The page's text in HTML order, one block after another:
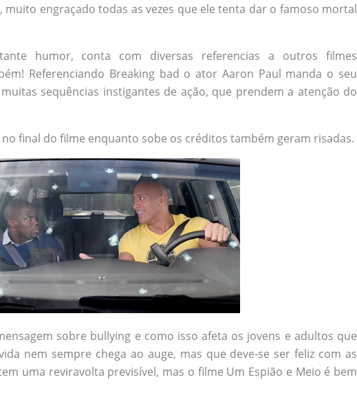
muito engraçado todas as vezes que ele tenta dar o famoso mortal
humor, conta com diversas referencias a outros filmes
Referenciando Breaking bad o ator Aaron Paul manda o seu
sequências instigantes de ação, que prendem a atenção do
final do filme enquanto sobe os créditos também geram risadas.
sobre bullying e como isso afeta os jovens e adultos que
nem sempre chega ao auge, mas que deve-se ser feliz com as
uma reviravolta previsível, mas o filme Um Espião e Meio é bem